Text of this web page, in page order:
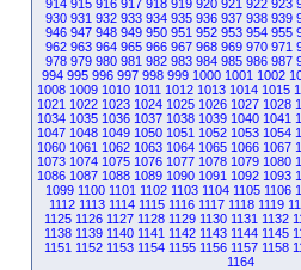
914 915 916 917 918 919 920 921 922 923
930 931 932 933 934 935 936 937 938 939
946 947 948 949 950 951 952 953 954 955
962 963 964 965 966 967 968 969 970 971
978 979 980 981 982 983 984 985 986 987
994 995 996 997 998 999 1000 1001 1002
1008 1009 1010 1011 1012 1013 1014 1015
1021 1022 1023 1024 1025 1026 1027 1028
1034 1035 1036 1037 1038 1039 1040 1041
1047 1048 1049 1050 1051 1052 1053 1054
1060 1061 1062 1063 1064 1065 1066 1067
1073 1074 1075 1076 1077 1078 1079 1080
1086 1087 1088 1089 1090 1091 1092 1093
1099 1100 1101 1102 1103 1104 1105 1106
1112 1113 1114 1115 1116 1117 1118 1119
1125 1126 1127 1128 1129 1130 1131 1132
1138 1139 1140 1141 1142 1143 1144 1145
1151 1152 1153 1154 1155 1156 1157 1158
1164